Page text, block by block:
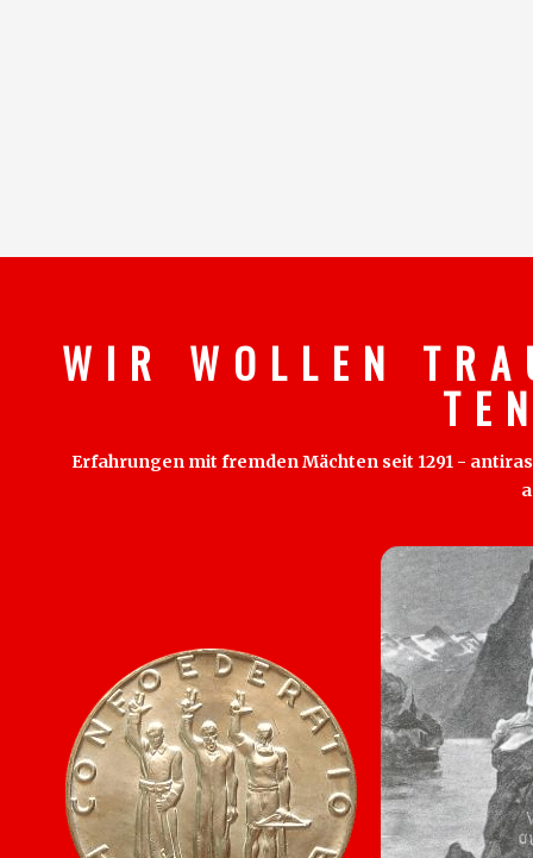
W I R W O L L E N T R
T E
Erfahrungen mit fremden Mächten seit 1291 -